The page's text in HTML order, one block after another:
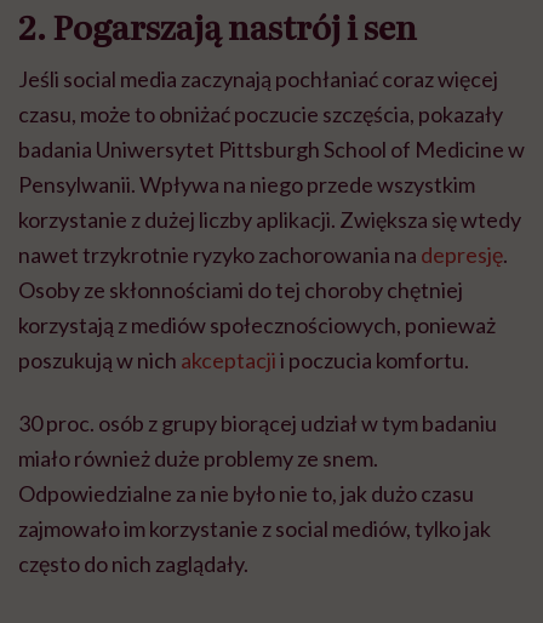
2. Pogarszają nastrój i sen
Jeśli social media zaczynają pochłaniać coraz więcej
czasu, może to obniżać poczucie szczęścia, pokazały
badania Uniwersytet Pittsburgh School of Medicine w
Pensylwanii. Wpływa na niego przede wszystkim
korzystanie z dużej liczby aplikacji. Zwiększa się wtedy
nawet trzykrotnie ryzyko zachorowania na depresję.
Osoby ze skłonnościami do tej choroby chętniej
korzystają z mediów społecznościowych, ponieważ
poszukują w nich akceptacjii poczucia komfortu.
30 proc. osób z grupy biorącej udział w tym badaniu
miało również duże problemy ze snem.
Odpowiedzialne za nie było nie to, jak dużo czasu
zajmowało im korzystanie z social mediów, tylko jak
często do nich zaglądały.